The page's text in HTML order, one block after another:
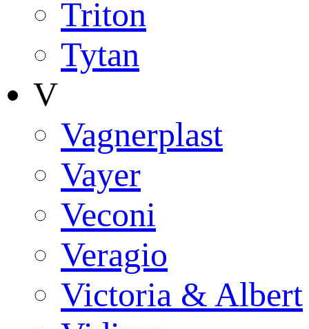
Triton
Tytan
V
Vagnerplast
Vayer
Veconi
Veragio
Victoria & Albert